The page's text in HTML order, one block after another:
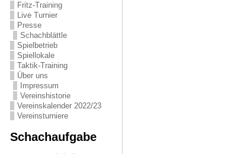
Fritz-Training
Live Turnier
Presse
Schachblättle
Spielbetrieb
Spiellokale
Taktik-Training
Über uns
Impressum
Vereinshistorie
Vereinskalender 2022/23
Vereinsturniere
Schachaufgabe